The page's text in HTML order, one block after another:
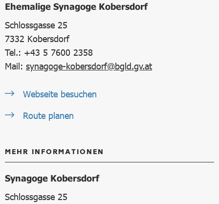
Ehemalige Synagoge Kobersdorf
Schlossgasse 25
7332 Kobersdorf
Tel.: +43 5 7600 2358
Mail: synagoge-kobersdorf@bgld.gv.at
Webseite besuchen
Route planen
MEHR INFORMATIONEN
Synagoge Kobersdorf
Schlossgasse 25